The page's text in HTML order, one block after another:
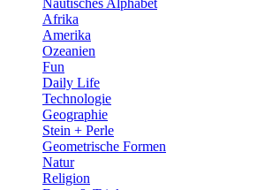
Nautisches Alphabet
Afrika
Amerika
Ozeanien
Fun
Daily Life
Technologie
Geographie
Stein + Perle
Geometrische Formen
Natur
Religion